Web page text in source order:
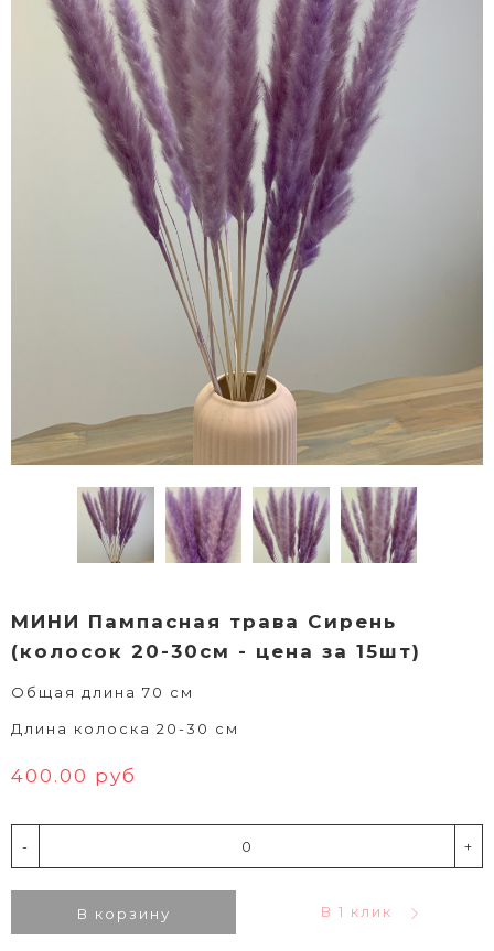
МИНИ Пампасная трава Сирень
(колосок 20-30см - цена за 15шт)
Общая длина 70 см
Длина колоска 20-30 см
400.00 руб
- +
В корзину В 1 клик